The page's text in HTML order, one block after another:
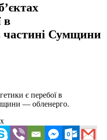
в
частині Сумщини
є перебої в
— обленерго.